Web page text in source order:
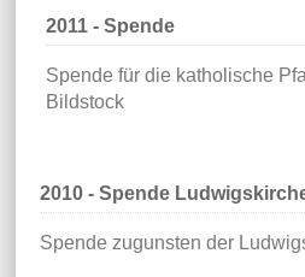
2011 - Spende
Spende für die katholische
Bildstock
2010 - Spende
Spende zugunsten der